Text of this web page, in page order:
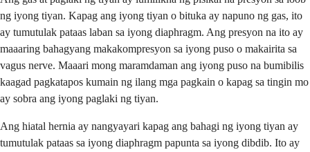
ng iyong tiyan. Kapag ang iyong tiyan o bituka ay napuno ng gas, ito
ay tumutulak pataas laban sa iyong diaphragm. Ang presyon na ito ay
maaaring bahagyang makakompresyon sa iyong puso o makairita sa
vagus nerve. Maaari mong maramdaman ang iyong puso na bumibilis
kaagad pagkatapos kumain ng ilang mga pagkain o kapag sa tingin mo
ay sobra ang iyong paglaki ng tiyan.
Ang hiatal hernia ay nangyayari kapag ang bahagi ng iyong tiyan ay
tumutulak pataas sa iyong diaphragm papunta sa iyong dibdib. Ito ay